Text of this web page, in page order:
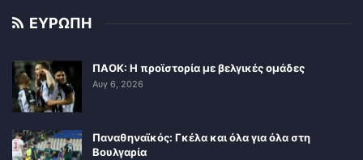
ΕΥΡΩΠΗ
ΠΑΟΚ: Η προϊστορία με βελγικές ομάδες
Αυγ 6, 2026
Παναθηναϊκός: Γκέλα και όλα για όλα στη
Βουλγαρία